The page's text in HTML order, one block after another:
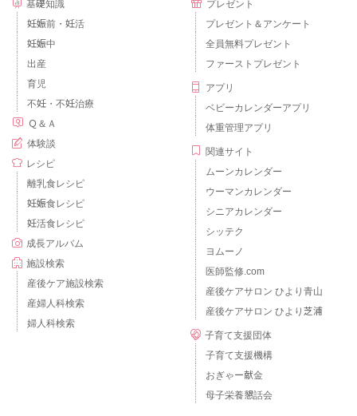
基礎知識
妊娠前・妊活
妊娠中
出産
育児
不妊・不妊治療
Ｑ＆Ａ
体験談
レシピ
離乳食レシピ
妊娠食レシピ
妊活食レシピ
成長アルバム
施設検索
産後ケア施設検索
産婦人科検索
婦人科検索
プレゼント
プレゼント＆アンケート
全員無料プレゼント
ファーストプレゼント
アプリ
ベビーカレンダーアプリ
体重管理アプリ
関連サイト
ムーンカレンダー
ウーマンカレンダー
シニアカレンダー
シッテク
ヨムーノ
医師監修.com
産後ケアサロン ひより青山
産後ケアサロン ひより芝浦
子育て支援団体
子育て支援機構
おぎゃー献金
母子栄養懇話会